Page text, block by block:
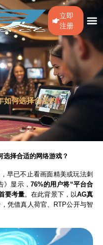
立即
注册
如何选择合适的
选择合适的网络游戏？
早已不止看画面精美或玩法刺
》显示， 76%的用户将“平台合
要考量。在此背景下，以AG真
凭借真人荷官、RTP公开与智